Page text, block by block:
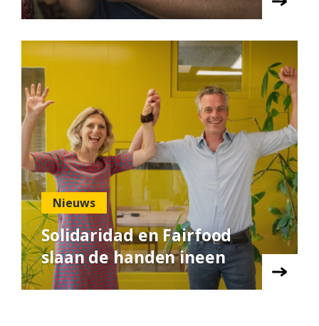
Nieuws
Solidaridad en Fairfood
slaan de handen ineen